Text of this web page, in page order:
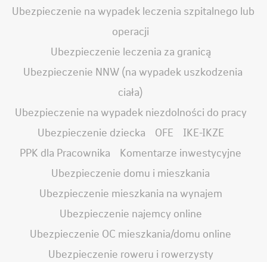
Ubezpieczenie na wypadek leczenia szpitalnego lub
operacji
Ubezpieczenie leczenia za granicą
Ubezpieczenie NNW (na wypadek uszkodzenia
ciała)
Ubezpieczenie na wypadek niezdolności do pracy
Ubezpieczenie dziecka
OFE
IKE-IKZE
PPK dla Pracownika
Komentarze inwestycyjne
Ubezpieczenie domu i mieszkania
Ubezpieczenie mieszkania na wynajem
Ubezpieczenie najemcy online
Ubezpieczenie OC mieszkania/domu online
Ubezpieczenie roweru i rowerzysty